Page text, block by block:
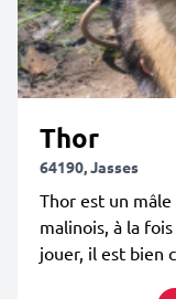
Thor
64190, Jasses
Thor est un
malinois, à la
jouer, il est bien